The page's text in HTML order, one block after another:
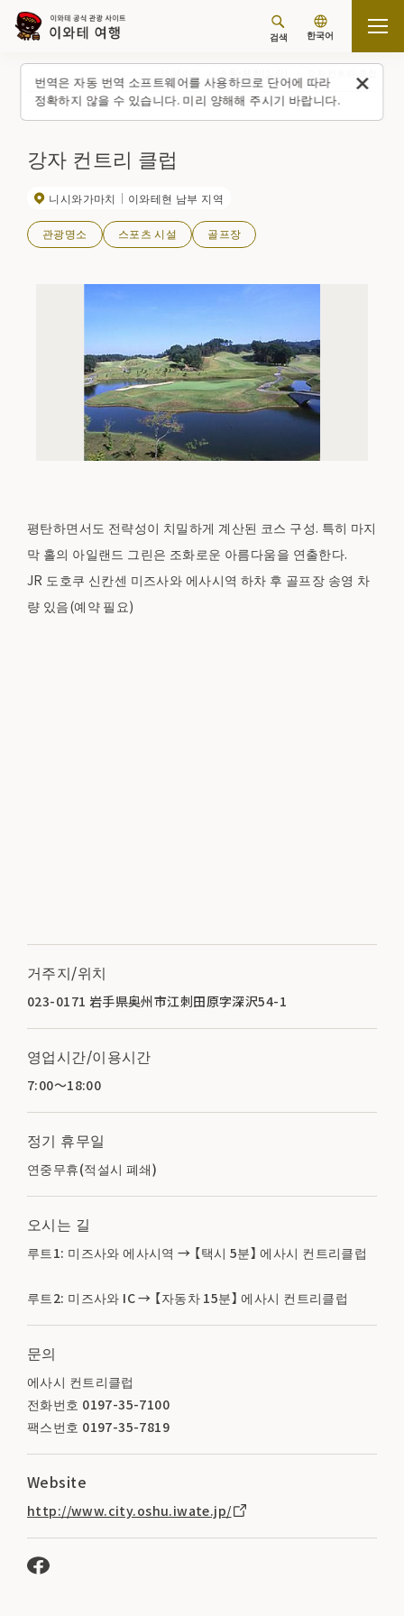
번역은 자동 번역 소프트웨어를 사용하므로 단어에 따라
정확하지 않을 수 있습니다. 미리 양해해 주시기 바랍니다.
검색 한국어
강자 컨트리 클럽
니시와가마치 이와테현 남부 지역
관광명소 스포츠 시설 골프장
평탄하면서도 전략성이 치밀하게 계산된 코스 구성. 특히 마지
막 홀의 아일랜드 그린은 조화로운 아름다움을 연출한다.
JR 도호쿠 신칸센 미즈사와 에사시역 하차 후 골프장 송영 차
량 있음(예약 필요)
거주지/위치
023-0171 岩手県奥州市江刺田原字深沢54-1
영업시간/이용시간
7:00～18:00
정기 휴무일
연중무휴(적설시 폐쇄)
오시는 길
루트1: 미즈사와 에사시역 → 【택시 5분】 에사시 컨트리클럽
루트2: 미즈사와 IC → 【자동차 15분】 에사시 컨트리클럽
문의
에사시 컨트리클럽
전화번호 0197-35-7100
팩스번호 0197-35-7819
Website
http://www.city.oshu.iwate.jp/